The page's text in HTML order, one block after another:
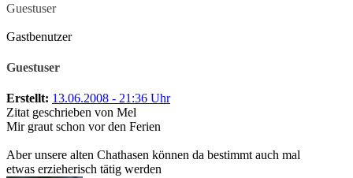
Guestuser
Gastbenutzer
Guestuser
Erstellt: 13.06.2008 - 21:36 Uhr
Zitat geschrieben von Mel
Mir graut schon vor den Ferien
Aber unsere alten Chathasen können da bestimmt auch mal
etwas erzieherisch tätig werden